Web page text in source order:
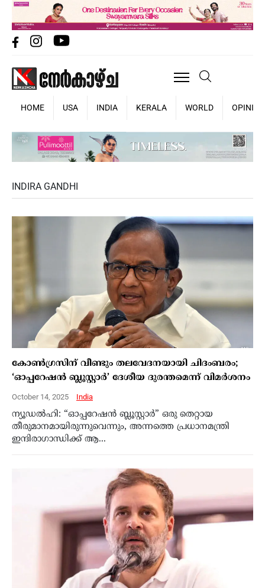
HOME USA INDIA KERALA WORLD OPINION
INDIRA GANDHI
കോൺഗ്രസിന് വീണ്ടും തലവേദനയായി ചിദംബരം;
‘ഓപ്പറേഷൻ ബ്ലൂസ്റ്റാർ’ ദേശീയ ദുരന്തമെന്ന് വിമർശനം
October 14, 2025 India
ന്യൂഡൽഹി: “ഓപ്പറേഷൻ ബ്ലൂസ്റ്റാർ” ഒരു തെറ്റായ
തീരുമാനമായിരുന്നുവെന്നും, അന്നത്തെ പ്രധാനമന്ത്രി
ഇന്ദിരാഗാന്ധിക്ക് ആ...